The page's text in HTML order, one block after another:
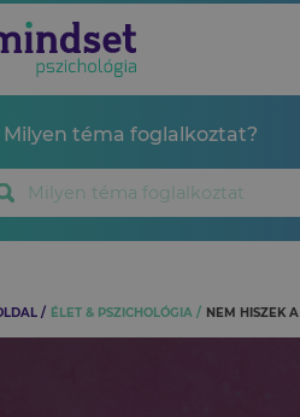
Milyen téma foglalkoztat?
ÉLET & PSZICHOLÓGIA NEM HISZEK